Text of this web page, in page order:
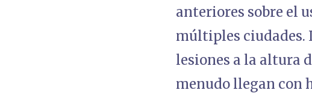
anteriores sobre el
múltiples ciudades.
lesiones a la altura
menudo llegan con